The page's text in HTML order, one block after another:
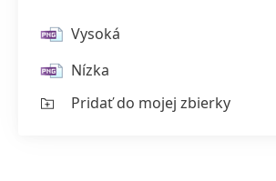
Vysoká
Nízka
Pridať do mojej zbierky